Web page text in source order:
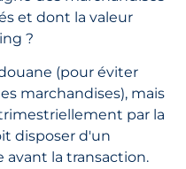
et dont la valeur
?
(pour éviter
marchandises), mais
par la
disposer d'un
avant la transaction.